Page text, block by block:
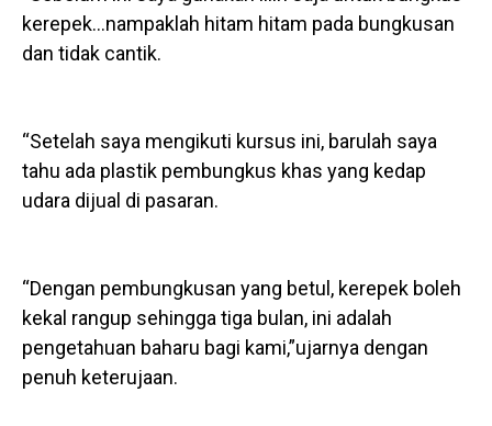
kerepek…nampaklah hitam hitam pada bungkusan
dan tidak cantik.
“Setelah saya mengikuti kursus ini, barulah saya
tahu ada plastik pembungkus khas yang kedap
udara dijual di pasaran.
“Dengan pembungkusan yang betul, kerepek boleh
kekal rangup sehingga tiga bulan, ini adalah
pengetahuan baharu bagi kami,”ujarnya dengan
penuh keterujaan.